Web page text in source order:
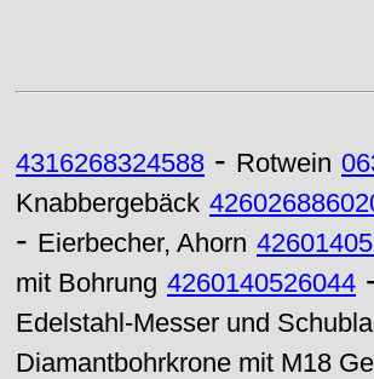
4316268324588 - Rotwein
Knabbergebäck
- Eierbecher, Ahorn
mit Bohrung 4260140526044
Edelstahl-Messer und
Diamantbohrkrone mit M18